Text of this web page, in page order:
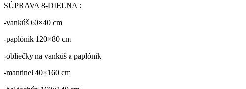
SÚPRAVA 8-DIELNA :
-vankúš 60×40 cm
-paplónik 120×80 cm
-obliečky na vankúš a paplónik
-mantinel 40×160 cm